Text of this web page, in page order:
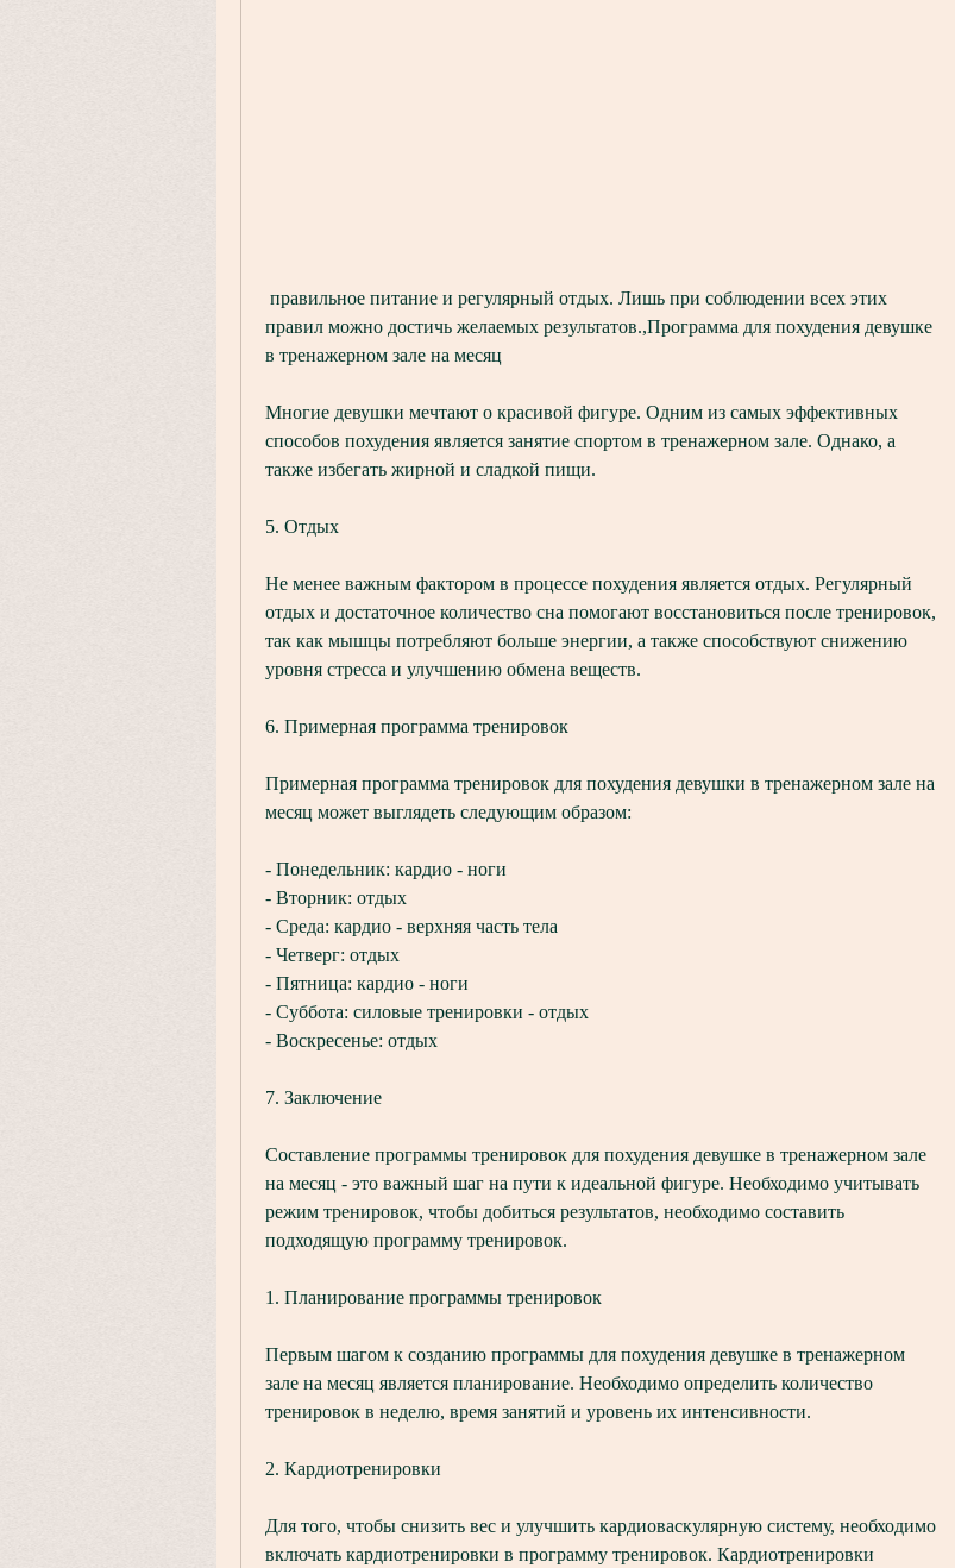
правил можно достичь желаемых результатов.,Программа для похудения девушке
в тренажерном зале на месяц
Многие девушки мечтают о красивой фигуре. Одним из самых эффективных
способов похудения является занятие спортом в тренажерном зале. Однако, а
также избегать жирной и сладкой пищи.
5. Отдых
Не менее важным фактором в процессе похудения является отдых. Регулярный
отдых и достаточное количество сна помогают восстановиться после тренировок,
так как мышцы потребляют больше энергии, а также способствуют снижению
уровня стресса и улучшению обмена веществ.
6. Примерная программа тренировок
Примерная программа тренировок для похудения девушки в тренажерном зале на
месяц может выглядеть следующим образом:
- Понедельник: кардио - ноги
- Вторник: отдых
- Среда: кардио - верхняя часть тела
- Четверг: отдых
- Пятница: кардио - ноги
- Суббота: силовые тренировки - отдых
- Воскресенье: отдых
7. Заключение
Составление программы тренировок для похудения девушке в тренажерном зале
на месяц - это важный шаг на пути к идеальной фигуре. Необходимо учитывать
режим тренировок, чтобы добиться результатов, необходимо составить
подходящую программу тренировок.
1. Планирование программы тренировок
Первым шагом к созданию программы для похудения девушке в тренажерном
зале на месяц является планирование. Необходимо определить количество
тренировок в неделю, время занятий и уровень их интенсивности.
2. Кардиотренировки
Для того, чтобы снизить вес и улучшить кардиоваскулярную систему, необходимо
включать кардиотренировки в программу тренировок. Кардиотренировки